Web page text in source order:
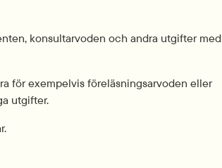
konsultarvoden och andra utgifter med
för exempelvis föreläsningsarvoden eller
utgifter.